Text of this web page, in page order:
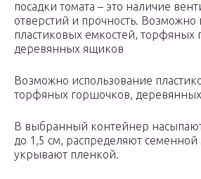
посадки томата – это наличие
отверстий и прочность. Возможно
пластиковых емкостей, торфяных
деревянных ящиков
Возможно использование
торфяных горшочков,
В выбранный контейнер
до 1,5 см, распределяют семенной
укрывают пленкой.